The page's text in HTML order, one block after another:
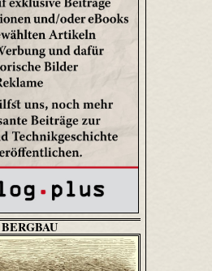
BERGBAU